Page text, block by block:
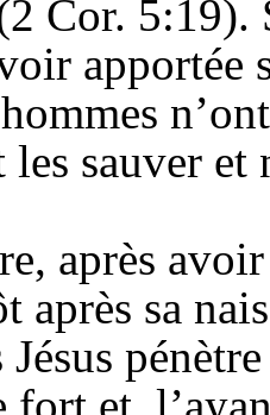
Cor. 5:19).
sauver et
après
après sa